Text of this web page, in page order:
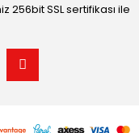
256bit SSL sertifikası ile